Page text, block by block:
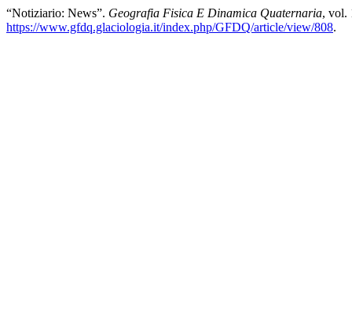
“Notiziario: News”. Geografia Fisica E Dinamica Quaternaria, vol.
https://www.gfdq.glaciologia.it/index.php/GFDQ/article/view/808.